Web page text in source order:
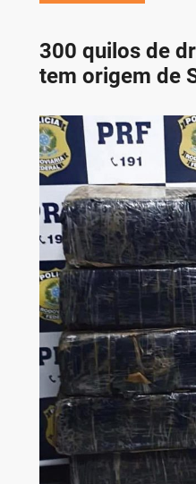
300 quilos de
tem origem de